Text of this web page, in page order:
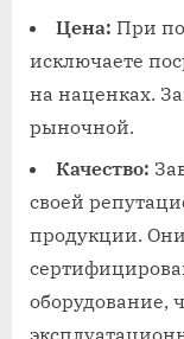
Цена: При
исключаете
на наценках.
рыночной.
Качество:
своей
продукции.
оборудование,